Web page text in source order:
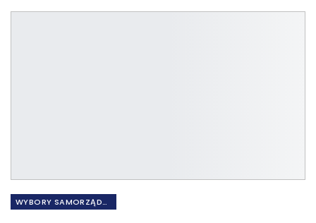
WYBORY SAMORZĄDOWE 2018